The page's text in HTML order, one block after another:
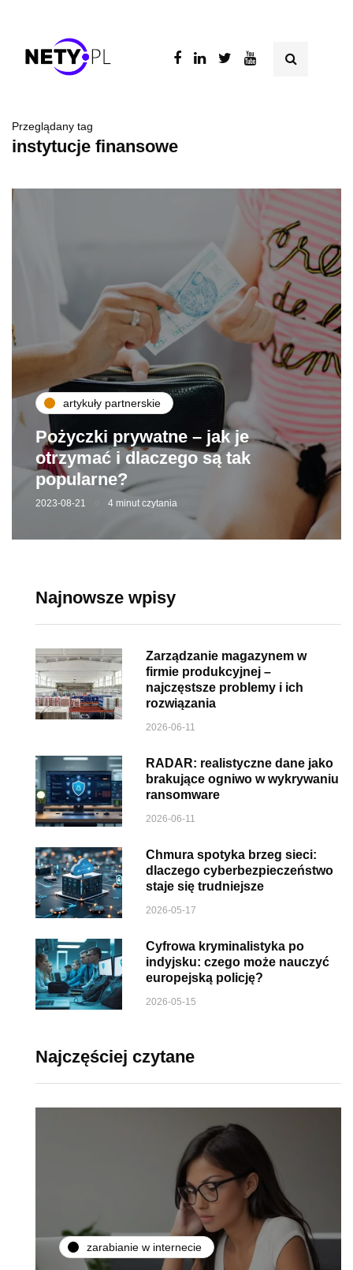
Przeglądany tag
instytucje finansowe
artykuły partnerskie
Pożyczki prywatne – jak je
otrzymać i dlaczego są tak
popularne?
2023-08-21 4 minut czytania
Najnowsze wpisy
Zarządzanie magazynem w
firmie produkcyjnej –
najczęstsze problemy i ich
rozwiązania
2026-06-11
RADAR: realistyczne dane jako
brakujące ogniwo w wykrywaniu
ransomware
2026-06-11
Chmura spotyka brzeg sieci:
dlaczego cyberbezpieczeństwo
staje się trudniejsze
2026-05-17
Cyfrowa kryminalistyka po
indyjsku: czego może nauczyć
europejską policję?
2026-05-15
Najczęściej czytane
zarabianie w internecie